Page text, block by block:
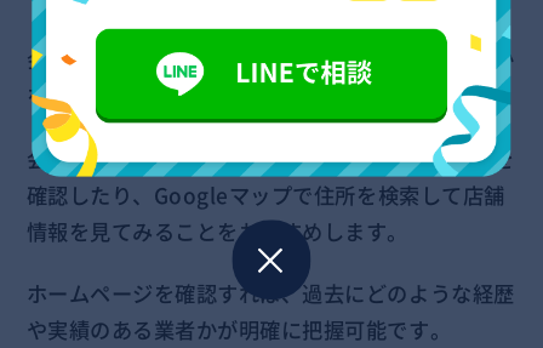
会社名は偽造できるため、住所が明記されているか
を確認する必要があります。
会社名をインターネットで検索してホームページを
確認したり、Googleマップで住所を検索して店舗
情報を見てみることをおすすめします。
ホームページを確認すれば、過去にどのような経歴
や実績のある業者かが明確に把握可能です。